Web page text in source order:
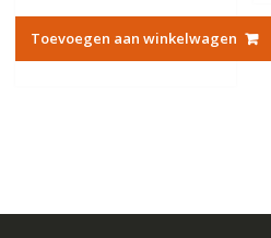
was:
€84.67.
is:
€48.44.
Toevoegen aan winkelwagen